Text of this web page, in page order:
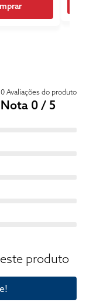
0 Avaliações do produto
Nota 0 / 5
produto